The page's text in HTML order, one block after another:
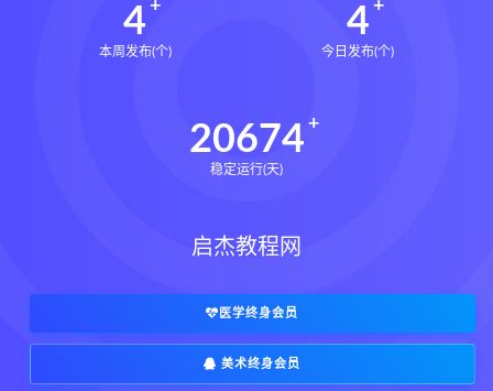
4
本周发布(个)
4
今日发布(个)
20674
稳定运行(天)
启杰教程网
医学终身会员
美术终身会员